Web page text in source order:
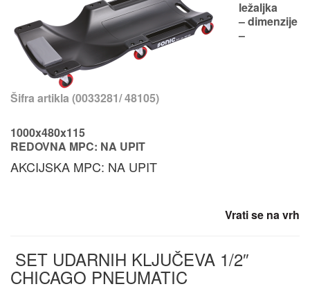
Šifra artikla (0033281/ 48105)
ležaljka
– dimenzije
–
1000x480x115
REDOVNA MPC: NA UPIT
AKCIJSKA MPC: NA UPIT
Vrati se na vrh
SET UDARNIH KLJUČEVA 1/2″
CHICAGO PNEUMATIC